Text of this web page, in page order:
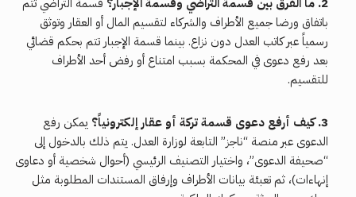
باتفاق ورضا جميع الأطراف والشركاء لتقسيم المال أو العقار وتوثق
رسمياً عبر كاتب العدل دون نزاع. بينما قسمة الإجبار تتم بحكم قضائي
بعد رفع دعوى في المحكمة بسبب امتناع أو رفض أحد الأطراف
للتقسيم.
3. كيف أرفع دعوى قسمة تركة أو عقار إلكترونياً؟
يمكن رفع
الدعوى عبر منصة “ناجز” التابعة لوزارة العدل. يتم ذلك بالدخول إلى
“صحيفة الدعوى”، واختيار التصنيف الرئيسي (أحوال شخصية أو دعاوى
إنهاءات)، ثم تعبئة بيانات الأطراف وإرفاق المستندات المطلوبة مثل